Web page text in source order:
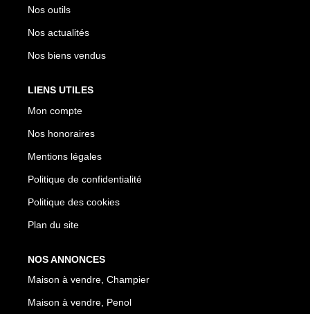
Nos outils
Nos actualités
Nos biens vendus
LIENS UTILES
Mon compte
Nos honoraires
Mentions légales
Politique de confidentialité
Politique des cookies
Plan du site
NOS ANNONCES
Maison à vendre, Champier
Maison à vendre, Penol